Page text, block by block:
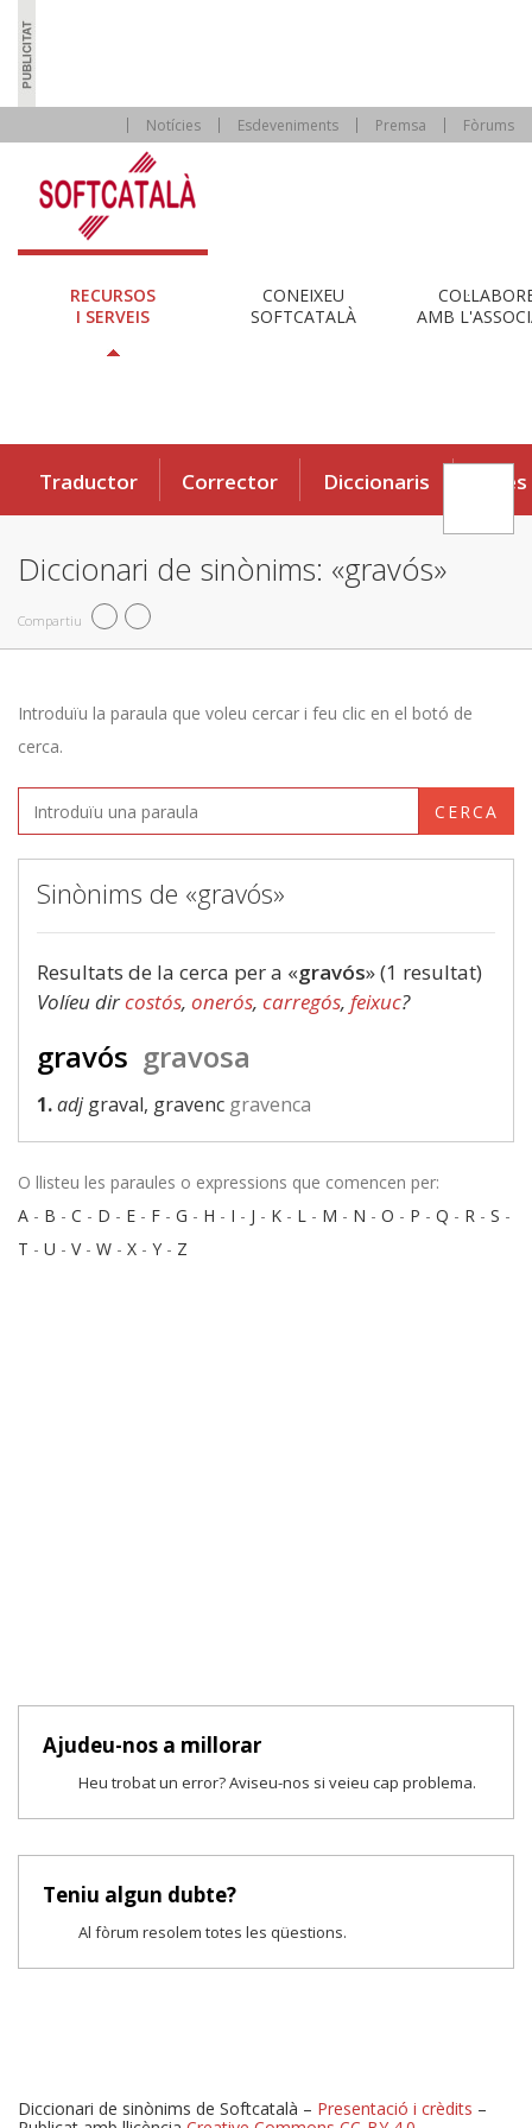
Notícies Esdeveniments Premsa Fòrums
RECURSOS
I SERVEIS
CONEIXEU
SOFTCATALÀ
AMB
Traductor Corrector Diccionaris Eines
Diccionari de sinònims: «gravós»
Compartiu
Introduïu la paraula que voleu cercar i feu clic en el botó de
cerca.
CERCA
Sinònims de «gravós»
Resultats de la cerca per a «gravós» (1 resultat)
Volíeu dircostós, onerós, carregós, feixuc?
gravós gravosa
1.adjgraval, gravenc gravenca
O llisteu les paraules o expressions que comencen per:
A - B - C - D - E - F - G - H - I - J - K - L - M - N - O - P - Q - R - S -
T - U - V- W - X - Y - Z
Ajudeu-nos a millorar
Heu trobat un error? Aviseu-nos si veieu cap problema.
Teniu algun dubte?
Al fòrum resolem totes les qüestions.
Diccionari de sinònims de Softcatalà – Presentació i crèdits –